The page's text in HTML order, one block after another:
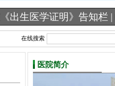
证明》告知栏 | 临沂工
在线搜索
医院简介